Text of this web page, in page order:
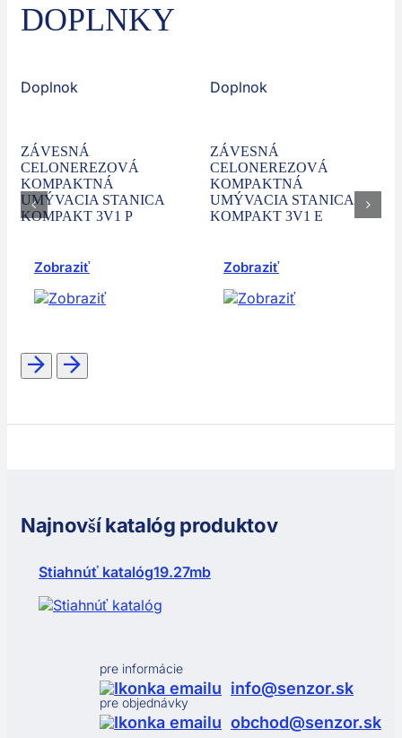
DOPLNKY
Doplnok
ZÁVESNÁ
CELONEREZOVÁ
KOMPAKTNÁ
UMÝVACIA STANICA
KOMPAKT 3V1 P
Zobraziť
Doplnok
ZÁVESNÁ
CELONEREZOVÁ
KOMPAKTNÁ
UMÝVACIA STANICA
KOMPAKT 3V1 E
Zobraziť
Najnovší katalóg produktov
Stiahnúť katalóg19.27mb
pre informácie
info@senzor.sk
pre objednávky
obchod@senzor.sk